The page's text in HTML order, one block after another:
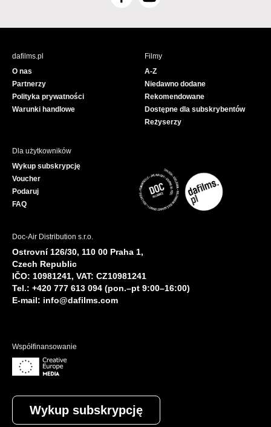
F
c
Y
u
e
dafilms.pl
O nas
Partnerzy
Polityka prywatności
Warunki handlowe
Filmy
A-Z
Niedawno dodane
Rekomendowane
Dostępne dla subskrybentów
Reżyserzy
Dla użytkowników
Wykup subskrypcję
Voucher
Podaruj
FAQ
Doc-Air Distribution s.r.o.
Ostrovní 126/30, 110 00 Praha 1,
Czech Republic
IČO: 10981241, VAT: CZ10981241
Tel.: +420 777 613 094 (pon.–pt 9:00–16:00)
E-mail: info@dafilms.com
Współfinansowanie
Wykup subskrypcję